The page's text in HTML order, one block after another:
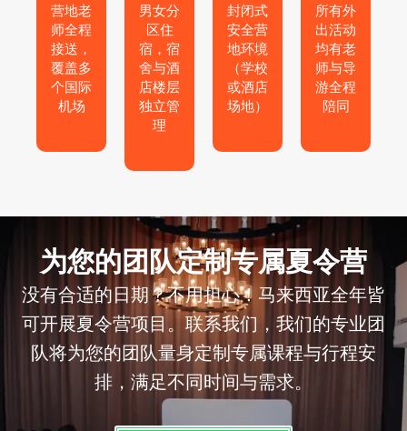
营地老
师全程
接送，
覆盖多
个国际
机场
男女分
区住
宿，宿
舍与酒
店楼层
独立管
理
封闭式
安全营
地环境
（学校
或酒店
场地）
所有外
出活动
均有老
师与导
游全程
陪同
为您的团队定制专属夏令营
没有合适的日期？不用担心！马来西亚全年皆
可开展夏令营项目。联系我们，我们的专业团
队将为您的团队量身定制专属课程与行程安
排，满足不同时间与需求。